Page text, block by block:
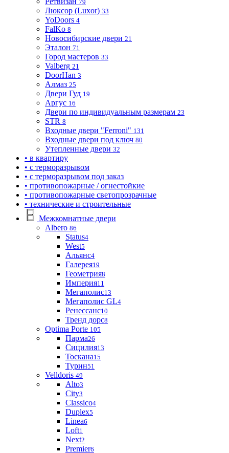
79
Люксор (Luxor) 33
YoDoors 4
FalKo 8
Новосибирские двери 21
Эталон 71
Город мастеров 33
Valberg 21
DoorHan 3
Алмаз 25
Двери Гуд 19
Аргус 16
Двери по индивидуальным размерам 23
STR 8
Входные двери "Ferroni" 131
Входные двери под ключ 80
Утепленные двери 32
• в квартиру
• с терморазрывом
• с терморазрывом под заказ
• противопожарные / огнестойкие
• противопожарные светопрозрачные
• технические и строительные
Межкомнатные двери
Albero 86
Status4
West5
Альянс4
Галерея19
Геометрия8
Империя11
Мегаполис13
Мегаполис GL4
Ренессанс10
Тренд дорс8
Optima Porte 105
Парма26
Сицилия13
Тоскана15
Турин51
Velldoris 49
Alto3
City3
Classico4
Duplex5
Linea6
Loft1
Next2
Premier6